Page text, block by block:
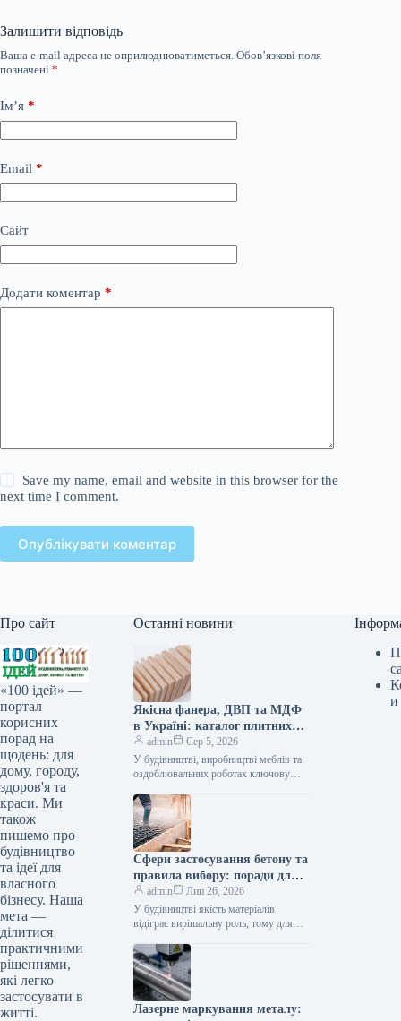
Залишити відповідь
Ваша e-mail адреса не оприлюднюватиметься. Обов’язкові поля
позначені *
Ім’я *
Email *
Сайт
Додати коментар *
Save my name, email and website in this browser for the
next time I comment.
Опублікувати коментар
Про сайт
«100 ідей» —
портал
корисних
порад на
щодень: для
дому, городу,
здоров'я та
краси. Ми
також
пишемо про
будівництво
та ідеї для
власного
бізнесу. Наша
мета —
ділитися
практичними
рішеннями,
які легко
застосувати в
житті.
Останні новини
Якісна фанера, ДВП та МДФ
в Україні: каталог плитних
матеріалів від «ВІН-ВУД»
admin
Сер 5, 2026
У будівництві, виробництві меблів та
оздоблювальних роботах ключову
сировини. Компанія «ВІН-ВУД» уже
тривалий час займається…
Сфери застосування бетону та
правила вибору: поради для
приватного й промислового
будівництва
admin
Лип 26, 2026
У будівництві якість матеріалів
відіграє вирішальну роль, тому для
обирати перевірених виробників, таких
як компанія Промбудцентр,…
Лазерне маркування металу:
и